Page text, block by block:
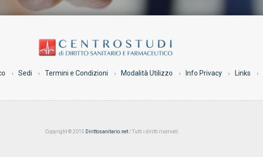
Sedi Termini e Condizioni Modalità Utilizzo Info Privacy Links
Copyright © 2015 Dirittosanitario.net/ Tutti i diritti riservati.